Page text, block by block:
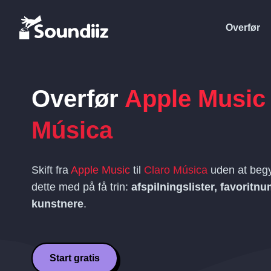
Overfør
Overfør Apple Music
Música
Skift fra Apple Music til Claro Música uden at
dette med på få trin: afspilningslister,
kunstnere.
Start gratis